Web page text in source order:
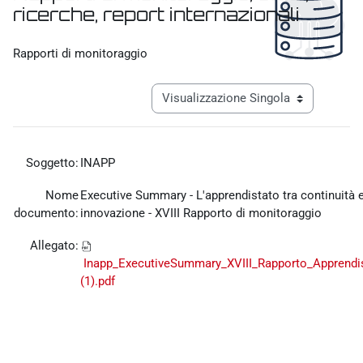
ricerche, report internazionali
Rapporti di monitoraggio
Navigazione terziaria modalità
Soggetto: INAPP
Nome
documento:
Executive Summary - L'apprendistato tra continuità
innovazione - XVIII Rapporto di monitoraggio
Allegato:
(1).pdf